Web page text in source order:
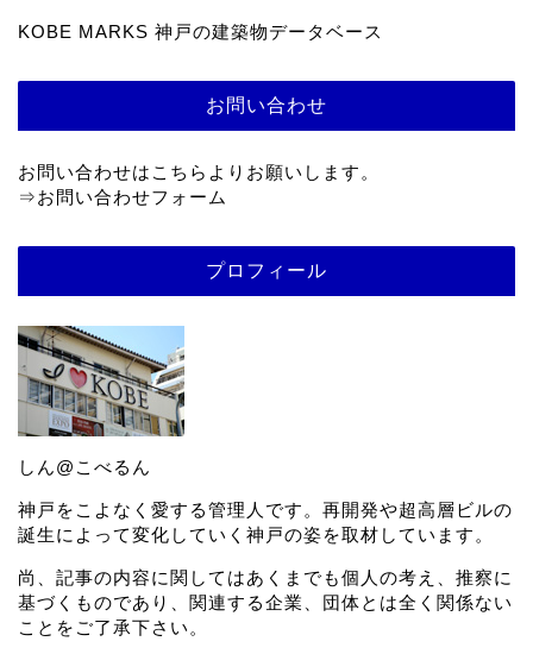
KOBE MARKS 神戸の建築物データベース
お問い合わせ
お問い合わせはこちらよりお願いします。
⇒お問い合わせフォーム
プロフィール
しん@こべるん
神戸をこよなく愛する管理人です。再開発や超高層ビルの
誕生によって変化していく神戸の姿を取材しています。
尚、記事の内容に関してはあくまでも個人の考え、推察に
基づくものであり、関連する企業、団体とは全く関係ない
ことをご了承下さい。